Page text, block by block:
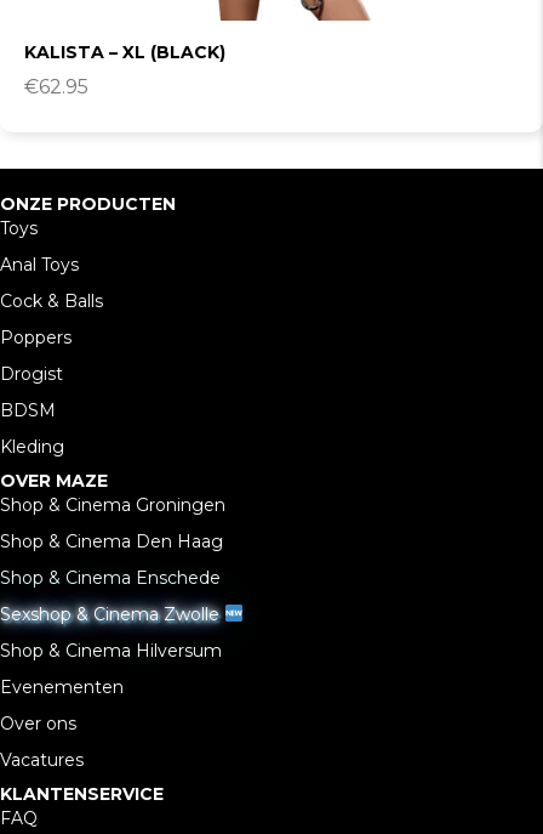
KALISTA – XL (BLACK)
€62.95
ONZE PRODUCTEN
Toys
Anal Toys
Cock & Balls
Poppers
Drogist
BDSM
Kleding
OVER MAZE
Shop & Cinema Groningen
Shop & Cinema Den Haag
Shop & Cinema Enschede
Sexshop & Cinema Zwolle
Shop & Cinema Hilversum
Evenementen
Over ons
Vacatures
KLANTENSERVICE
FAQ